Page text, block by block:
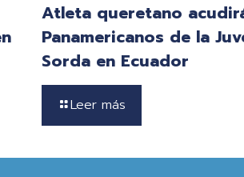
Atleta queretano
Panamericanos de la
Sorda en Ecuador
Leer más